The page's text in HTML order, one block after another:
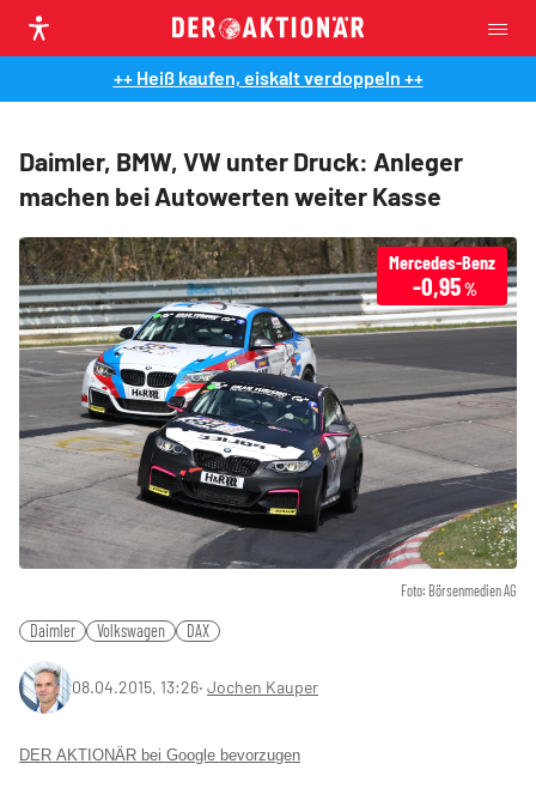
++ Heiß kaufen, eiskalt verdoppeln ++
Daimler, BMW, VW unter Druck: Anleger
machen bei Autowerten weiter Kasse
Foto: Börsenmedien AG
Mercedes-Benz
-0,95 %
Daimler Volkswagen DAX
08.04.2015, 13:26‧ Jochen Kauper
DER AKTIONÄR bei Google bevorzugen